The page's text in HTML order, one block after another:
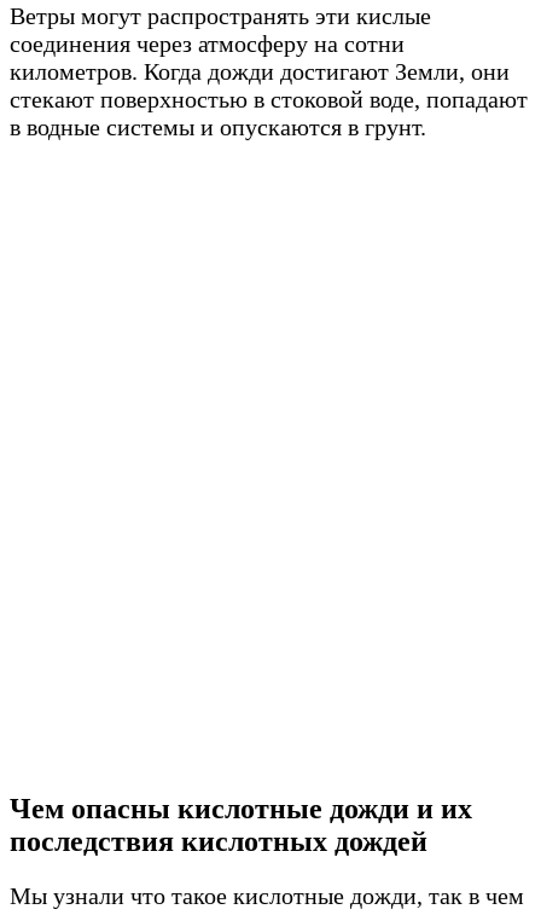
Ветры могут распространять эти кислые
соединения через атмосферу на сотни
километров. Когда дожди достигают Земли, они
стекают поверхностью в стоковой воде, попадают
в водные системы и опускаются в грунт.
Чем опасны кислотные дожди и их
последствия кислотных дождей
Мы узнали что такое кислотные дожди, так в чем